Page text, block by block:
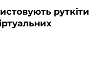
руткіти